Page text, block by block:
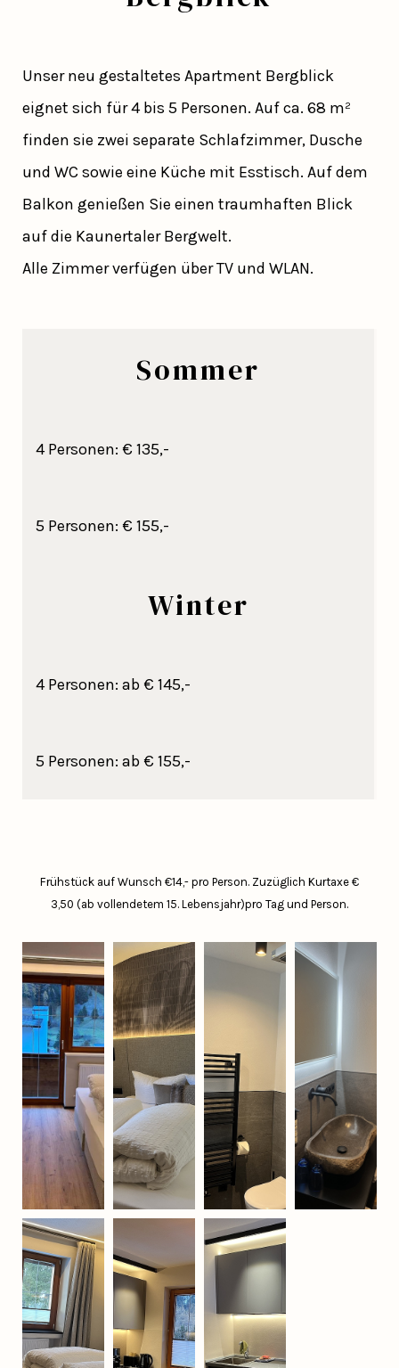
Unser neu gestaltetes Apartment Bergblick
eignet sich für 4 bis 5 Personen. Auf ca. 68 m²
finden sie zwei separate Schlafzimmer, Dusche
und WC sowie eine Küche mit Esstisch. Auf dem
Balkon genießen Sie einen traumhaften Blick
auf die Kaunertaler Bergwelt.
Alle Zimmer verfügen über TV und WLAN.
Sommer
4 Personen: € 135,-
5 Personen: € 155,-
Winter
4 Personen: ab € 145,-
5 Personen: ab € 155,-
Frühstück auf Wunsch €14,- pro Person. Zuzüglich Kurtaxe €
3,50 (ab vollendetem 15. Lebensjahr)pro Tag und Person.